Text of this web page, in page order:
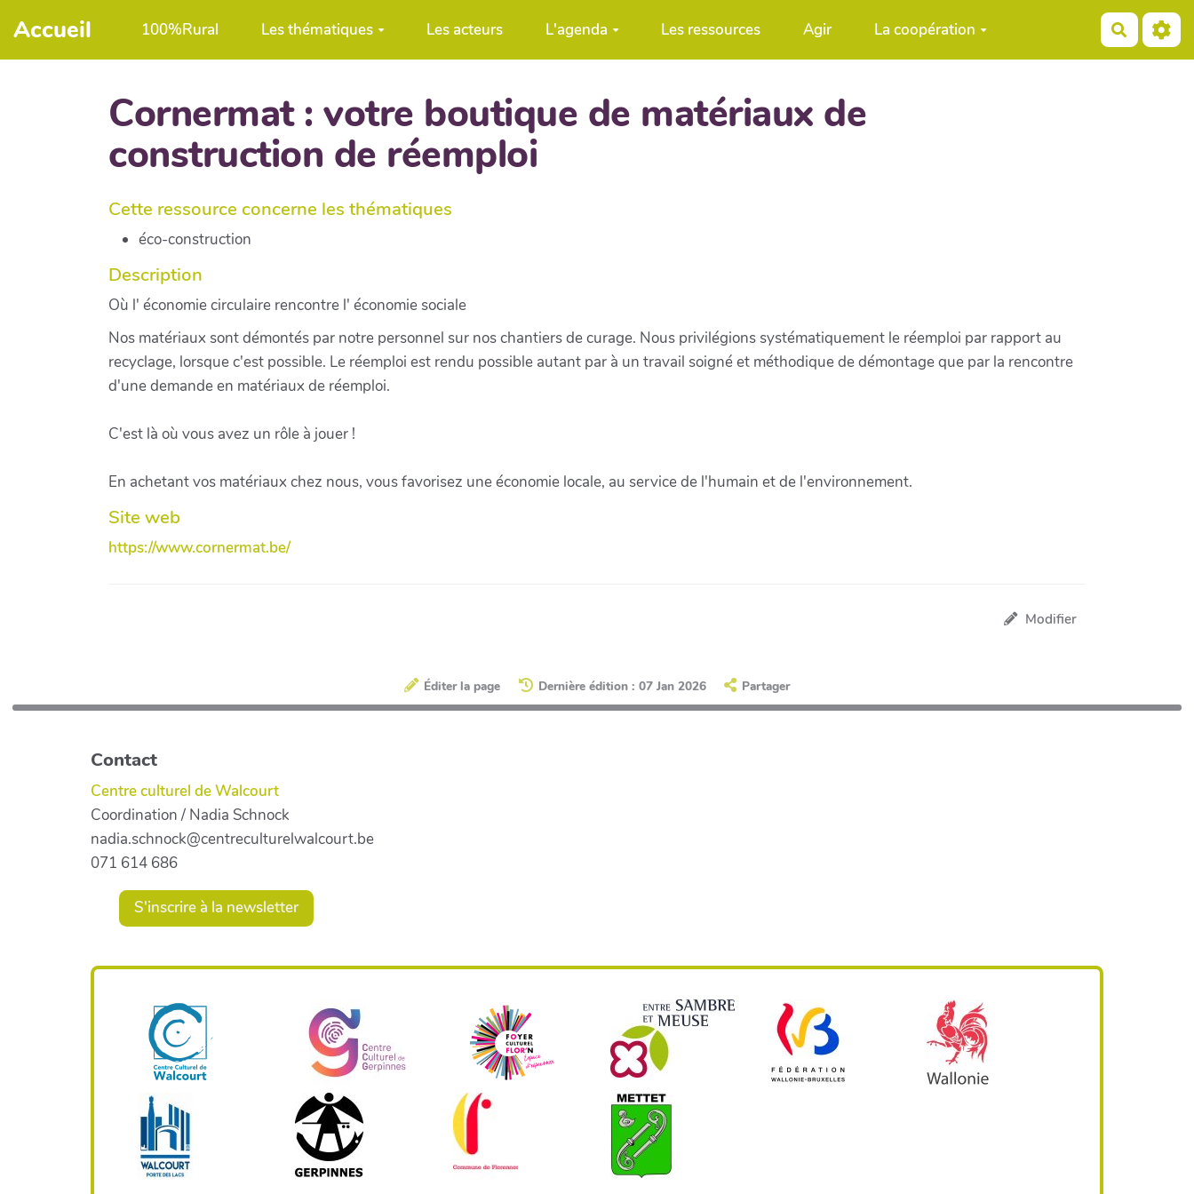
Aller au contenu principal
Accueil 100%Rural Les thématiques Les acteurs L'agenda Les ressources Agir La coopération
Cornermat : votre boutique de matériaux de
construction de réemploi
Cette ressource concerne les thématiques
éco-construction
Description
Où l' économie circulaire rencontre l' économie sociale
Nos matériaux sont démontés par notre personnel sur nos chantiers de curage. Nous privilégions systématiquement le réemploi par rapport au
recyclage, lorsque c'est possible. Le réemploi est rendu possible autant par à un travail soigné et méthodique de démontage que par la rencontre
d'une demande en matériaux de réemploi.
C'est là où vous avez un rôle à jouer !
En achetant vos matériaux chez nous, vous favorisez une économie locale, au service de l'humain et de l'environnement.
Site web
https://www.cornermat.be/
Modifier
Éditer la page Dernière édition : 07 Jan 2026 Partager
Contact
Centre culturel de Walcourt
Coordination / Nadia Schnock
nadia.schnock@centreculturelwalcourt.be
071 614 686
S'inscrire à la newsletter